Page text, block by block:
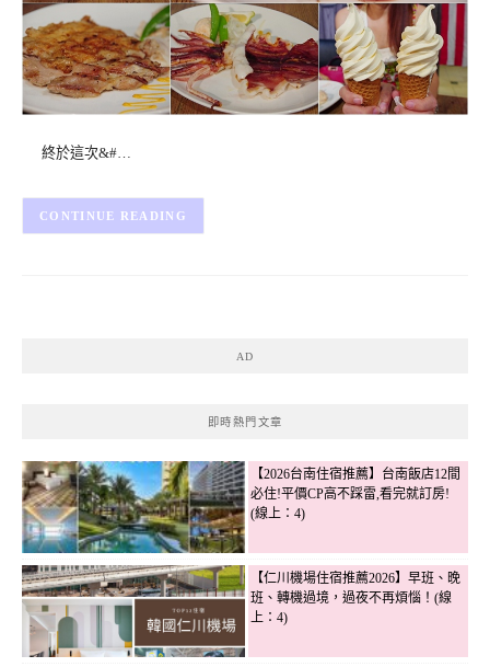
終於這次&#…
CONTINUE READING
AD
即時熱門文章
【2026台南住宿推薦】台南飯店12間
必住!平價CP高不踩雷,看完就訂房!
(線上：4)
【仁川機場住宿推薦2026】早班、晚
班、轉機過境，過夜不再煩惱！(線
上：4)